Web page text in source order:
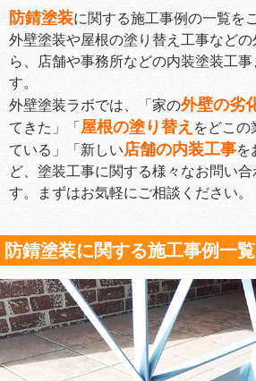
防錆塗装に関する施工事例の一覧を
外壁塗装や屋根の塗り替え工事など
ら、店舗や事務所などの内装塗装工事
す。
外壁塗装ラボでは、「家の外壁の劣
てきた」「 屋根の塗り替え をどこの
ている」「新しい店舗の内装工事を
ど、塗装工事に関する様々なお問い
す。まずはお気軽にご相談ください。
防錆塗装に関する施工事例一覧